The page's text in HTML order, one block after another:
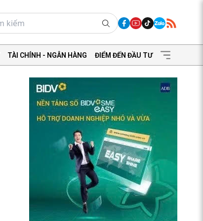
TÀI CHÍNH - NGÂN HÀNG ĐIỂM ĐẾN ĐẦU TƯ